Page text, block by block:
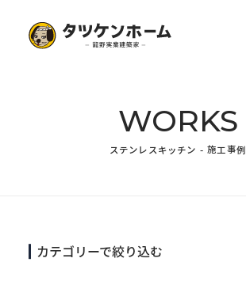
WORKS
ステンレスキッチン - 施工事例
カテゴリーで絞り込む